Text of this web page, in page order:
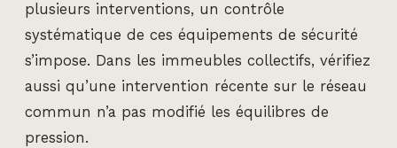
plusieurs interventions, un contrôle
systématique de ces équipements de sécurité
s’impose. Dans les immeubles collectifs, vérifiez
aussi qu’une intervention récente sur le réseau
commun n’a pas modifié les équilibres de
pression.